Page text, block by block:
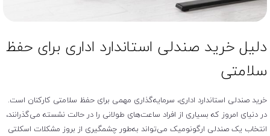
دلیل خرید صندلی استاندارد اداری برای حفظ
سلامتی
خرید صندلی استاندارد اداری، سرمایه‌گذاری مهمی برای حفظ سلامتی کارکنان است.
در دنیای امروز که بسیاری از افراد ساعت‌های طولانی را در حالت نشسته می‌گذرانند،
انتخاب یک صندلی ارگونومیک می‌تواند به‌طور چشمگیری از بروز مشکلات اسکلتی